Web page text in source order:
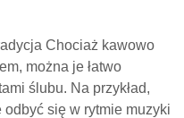
Chociaż kawowo
można je łatwo
ślubu. Na przykład,
się w rytmie muzyki